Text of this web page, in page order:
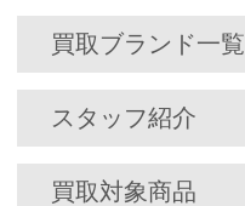
買取ブランド一覧
スタッフ紹介
買取対象商品